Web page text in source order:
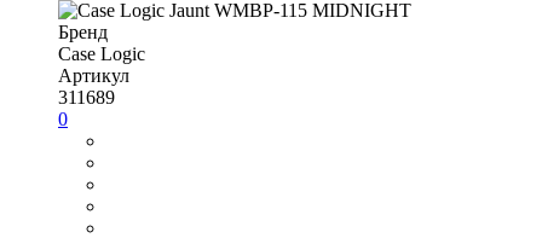
Бренд
Case Logic
Артикул
311689
0